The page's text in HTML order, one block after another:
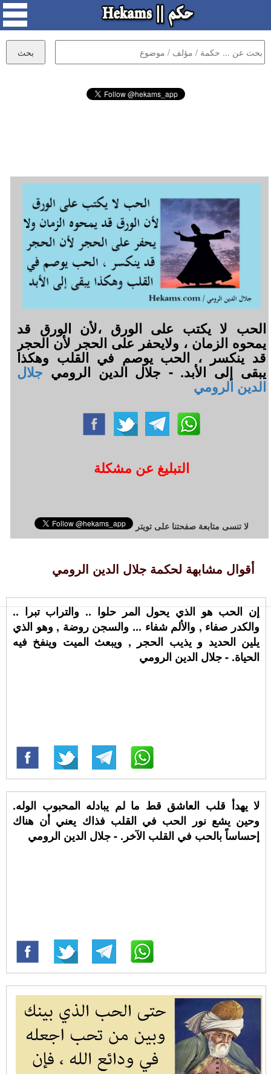
‏الحب لا يكتب على الورق ،ﻷن الورق قد
يمحوه الزمان ، ولايحفر على الحجر لأن الحجر
قد ينكسر ، الحب يوصم في القلب وهكذا
يبقى إلى الأبد. - جلال الدين الروميجلال
الدين الرومي
التبليغ عن مشكلة
لا تنسى متابعة صفحتنا على تويتر
أقوال مشابهة لحكمة جلال الدين الرومي
إن الحب هو الذي يحول المر حلوا .. والتراب تبرا ..
والكدر صفاء , واﻷلم شفاء ... والسجن روضة , وهو الذي
يلين الحديد و يذيب الحجر , ويبعث الميت وينفخ فيه
الحياة. - جلال الدين الرومي
لا يهدأ قلب العاشق قط ما لم يبادله المحبوب الوله.
وحين يشع نور الحب في القلب فذاك يعني أن هناك
إحساساً بالحب في القلب الآخر. - جلال الدين الرومي